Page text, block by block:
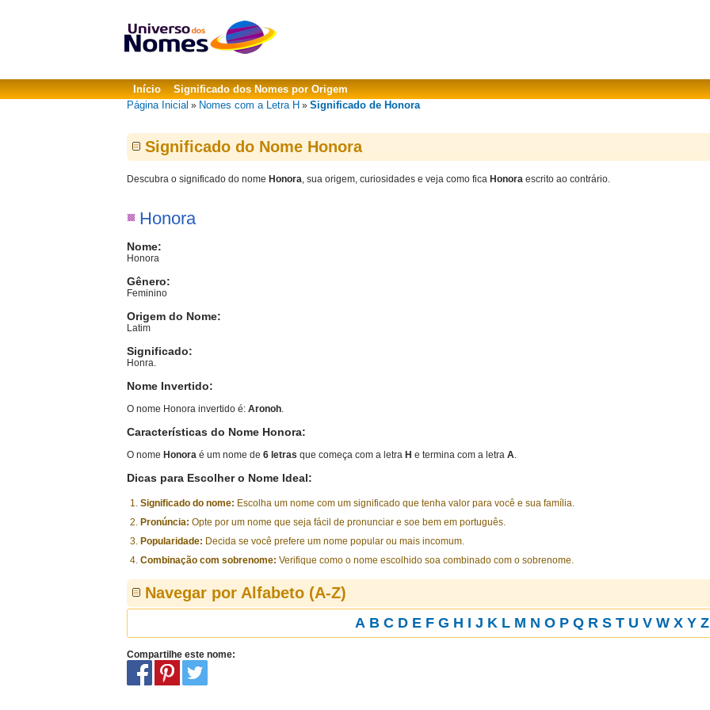
Início
Significado dos Nomes por Origem
Página Inicial » Nomes com a Letra H » Significado de Honora
Significado do Nome Honora
Descubra o significado do nome Honora, sua origem, curiosidades e veja como fica Honora escrito ao contrário.
Honora
Nome:
Honora
Gênero:
Feminino
Origem do Nome:
Latim
Significado:
Honra.
Nome Invertido:
O nome Honora invertido é: Aronoh.
Características do Nome Honora:
O nome Honora é um nome de 6 letras que começa com a letra H e termina com a letra A.
Dicas para Escolher o Nome Ideal:
Significado do nome: Escolha um nome com um significado que tenha valor para você e sua família.
Pronúncia: Opte por um nome que seja fácil de pronunciar e soe bem em português.
Popularidade: Decida se você prefere um nome popular ou mais incomum.
Combinação com sobrenome: Verifique como o nome escolhido soa combinado com o sobrenome.
Navegar por Alfabeto (A-Z)
A B C D E F G H I J K L M N O P Q R S T U V W X Y Z
Compartilhe este nome: